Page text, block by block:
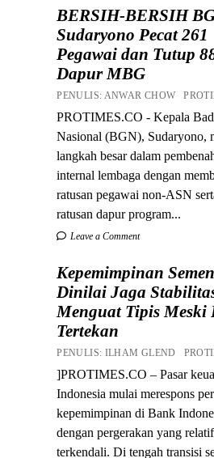
BERSIH-BERSIH
Sudaryono Pecat 261
Pegawai dan Tutup
Dapur MBG
PENULIS: ANWAR CHOW
PROTIMES.CO - Kepala
Nasional (BGN), Sudaryono,
langkah besar dalam
internal lembaga dengan
ratusan pegawai non-ASN
ratusan dapur program...
Leave a Comment
Kepemimpinan
Dinilai Jaga
Menguat Tipis Meski
Tertekan
PENULIS: ILHAM GLEND
]PROTIMES.CO – Pasar
Indonesia mulai merespons
kepemimpinan di Bank
dengan pergerakan yang relatif
terkendali. Di tengah transisi